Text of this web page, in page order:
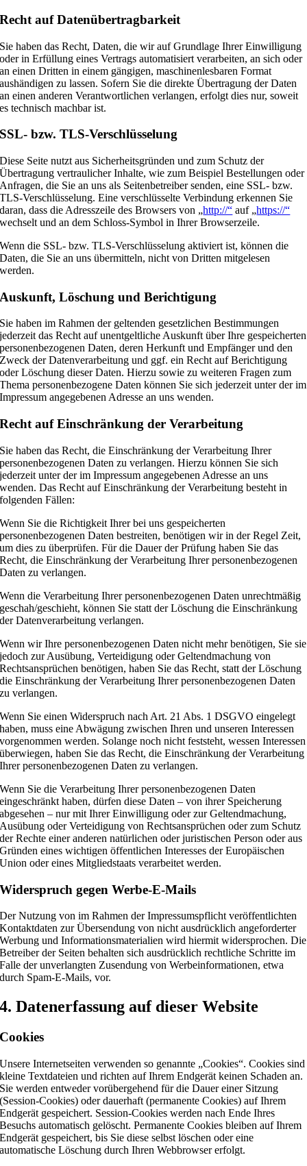
Recht auf Datenübertragbarkeit
Sie haben das Recht, Daten, die wir auf Grundlage Ihrer Einwilligung
oder in Erfüllung eines Vertrags automatisiert verarbeiten, an sich oder
an einen Dritten in einem gängigen, maschinenlesbaren Format
aushändigen zu lassen. Sofern Sie die direkte Übertragung der Daten
an einen anderen Verantwortlichen verlangen, erfolgt dies nur, soweit
es technisch machbar ist.
SSL- bzw. TLS-Verschlüsselung
Diese Seite nutzt aus Sicherheitsgründen und zum Schutz der
Übertragung vertraulicher Inhalte, wie zum Beispiel Bestellungen oder
Anfragen, die Sie an uns als Seitenbetreiber senden, eine SSL- bzw.
TLS-Verschlüsselung. Eine verschlüsselte Verbindung erkennen Sie
daran, dass die Adresszeile des Browsers von „http://“ auf „https://“
wechselt und an dem Schloss-Symbol in Ihrer Browserzeile.
Wenn die SSL- bzw. TLS-Verschlüsselung aktiviert ist, können die
Daten, die Sie an uns übermitteln, nicht von Dritten mitgelesen
werden.
Auskunft, Löschung und Berichtigung
Sie haben im Rahmen der geltenden gesetzlichen Bestimmungen
jederzeit das Recht auf unentgeltliche Auskunft über Ihre gespeicherten
personenbezogenen Daten, deren Herkunft und Empfänger und den
Zweck der Datenverarbeitung und ggf. ein Recht auf Berichtigung
oder Löschung dieser Daten. Hierzu sowie zu weiteren Fragen zum
Thema personenbezogene Daten können Sie sich jederzeit unter der im
Impressum angegebenen Adresse an uns wenden.
Recht auf Einschränkung der Verarbeitung
Sie haben das Recht, die Einschränkung der Verarbeitung Ihrer
personenbezogenen Daten zu verlangen. Hierzu können Sie sich
jederzeit unter der im Impressum angegebenen Adresse an uns
wenden. Das Recht auf Einschränkung der Verarbeitung besteht in
folgenden Fällen:
Wenn Sie die Richtigkeit Ihrer bei uns gespeicherten
personenbezogenen Daten bestreiten, benötigen wir in der Regel Zeit,
um dies zu überprüfen. Für die Dauer der Prüfung haben Sie das
Recht, die Einschränkung der Verarbeitung Ihrer personenbezogenen
Daten zu verlangen.
Wenn die Verarbeitung Ihrer personenbezogenen Daten unrechtmäßig
geschah/geschieht, können Sie statt der Löschung die Einschränkung
der Datenverarbeitung verlangen.
Wenn wir Ihre personenbezogenen Daten nicht mehr benötigen, Sie sie
jedoch zur Ausübung, Verteidigung oder Geltendmachung von
Rechtsansprüchen benötigen, haben Sie das Recht, statt der Löschung
die Einschränkung der Verarbeitung Ihrer personenbezogenen Daten
zu verlangen.
Wenn Sie einen Widerspruch nach Art. 21 Abs. 1 DSGVO eingelegt
haben, muss eine Abwägung zwischen Ihren und unseren Interessen
vorgenommen werden. Solange noch nicht feststeht, wessen Interessen
überwiegen, haben Sie das Recht, die Einschränkung der Verarbeitung
Ihrer personenbezogenen Daten zu verlangen.
Wenn Sie die Verarbeitung Ihrer personenbezogenen Daten
eingeschränkt haben, dürfen diese Daten – von ihrer Speicherung
abgesehen – nur mit Ihrer Einwilligung oder zur Geltendmachung,
Ausübung oder Verteidigung von Rechtsansprüchen oder zum Schutz
der Rechte einer anderen natürlichen oder juristischen Person oder aus
Gründen eines wichtigen öffentlichen Interesses der Europäischen
Union oder eines Mitgliedstaats verarbeitet werden.
Widerspruch gegen Werbe-E-Mails
Der Nutzung von im Rahmen der Impressumspflicht veröffentlichten
Kontaktdaten zur Übersendung von nicht ausdrücklich angeforderter
Werbung und Informationsmaterialien wird hiermit widersprochen. Die
Betreiber der Seiten behalten sich ausdrücklich rechtliche Schritte im
Falle der unverlangten Zusendung von Werbeinformationen, etwa
durch Spam-E-Mails, vor.
4. Datenerfassung auf dieser Website
Cookies
Unsere Internetseiten verwenden so genannte „Cookies“. Cookies sind
kleine Textdateien und richten auf Ihrem Endgerät keinen Schaden an.
Sie werden entweder vorübergehend für die Dauer einer Sitzung
(Session-Cookies) oder dauerhaft (permanente Cookies) auf Ihrem
Endgerät gespeichert. Session-Cookies werden nach Ende Ihres
Besuchs automatisch gelöscht. Permanente Cookies bleiben auf Ihrem
Endgerät gespeichert, bis Sie diese selbst löschen oder eine
automatische Löschung durch Ihren Webbrowser erfolgt.